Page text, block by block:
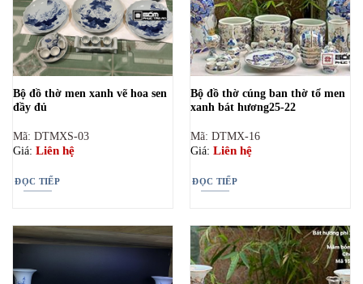
Bộ đồ thờ men xanh vẽ hoa sen
đầy đủ
Mã: DTMXS-03
Giá: Liên hệ
ĐỌC TIẾP
Bộ đồ thờ cúng ban thờ tổ men
xanh bát hương25-22
Mã: DTMX-16
Giá: Liên hệ
ĐỌC TIẾP